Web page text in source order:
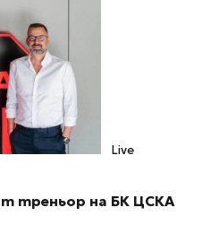
Live
треньор на БК ЦСКА